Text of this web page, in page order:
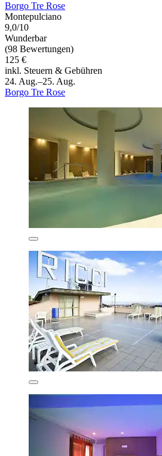
Borgo Tre Rose
Montepulciano
9,0/10
Wunderbar
(98 Bewertungen)
125 €
inkl. Steuern & Gebühren
24. Aug.–25. Aug.
Borgo Tre Rose